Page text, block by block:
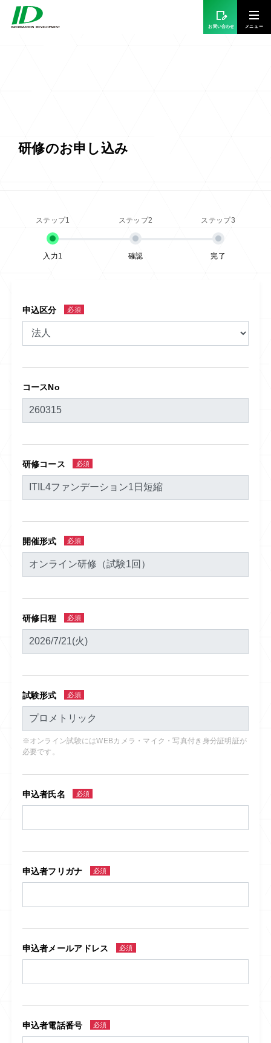
お問い合わせ
研修のお申し込み
入力1 確認 完了
申込区分 必須
コースNo
研修コース 必須
開催形式 必須
研修日程 必須
試験形式 必須
※オンライン試験にはWEBカメラ・マイク・写真付き身分証明証が
必要です。
申込者氏名 必須
申込者フリガナ 必須
申込者メールアドレス 必須
申込者電話番号 必須